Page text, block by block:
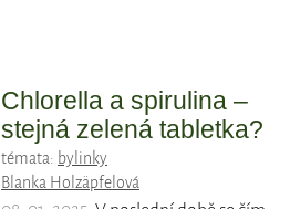
Chlorella a spirulina –
stejná zelená tabletka?
témata: bylinky
Blanka Holzäpfelová